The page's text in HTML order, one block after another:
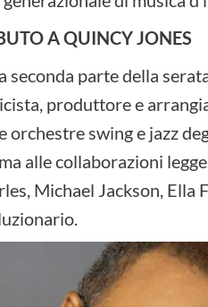
A QUINCY JONES
seconda parte della
produttore e
orchestre swing e jazz
alle collaborazioni
Michael Jackson, Ella